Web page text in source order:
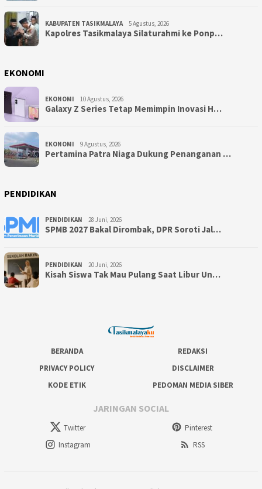
KABUPATEN TASIKMALAYA 5 Agustus, 2026
Kapolres Tasikmalaya Silaturahmi ke Ponp…
EKONOMI
EKONOMI 10 Agustus, 2026
Galaxy Z Series Tetap Memimpin Inovasi H…
EKONOMI 9 Agustus, 2026
Pertamina Patra Niaga Dukung Penanganan …
PENDIDIKAN
PENDIDIKAN 28 Juni, 2026
SPMB 2027 Bakal Dirombak, DPR Soroti Jal…
PENDIDIKAN 20 Juni, 2026
Kisah Siswa Tak Mau Pulang Saat Libur Un…
BERANDA
REDAKSI
PRIVACY POLICY
DISCLAIMER
KODE ETIK
PEDOMAN MEDIA SIBER
JARINGAN SOCIAL
Twitter
Pinterest
Instagram
RSS